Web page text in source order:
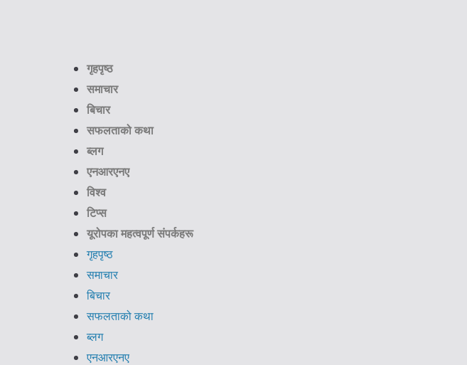
गृहपृष्ठ
समाचार
बिचार
सफलताको कथा
ब्लग
एनआरएनए
विश्व
टिप्स
यूरोपका महत्वपूर्ण संपर्कहरू
गृहपृष्ठ
समाचार
बिचार
सफलताको कथा
ब्लग
एनआरएनए